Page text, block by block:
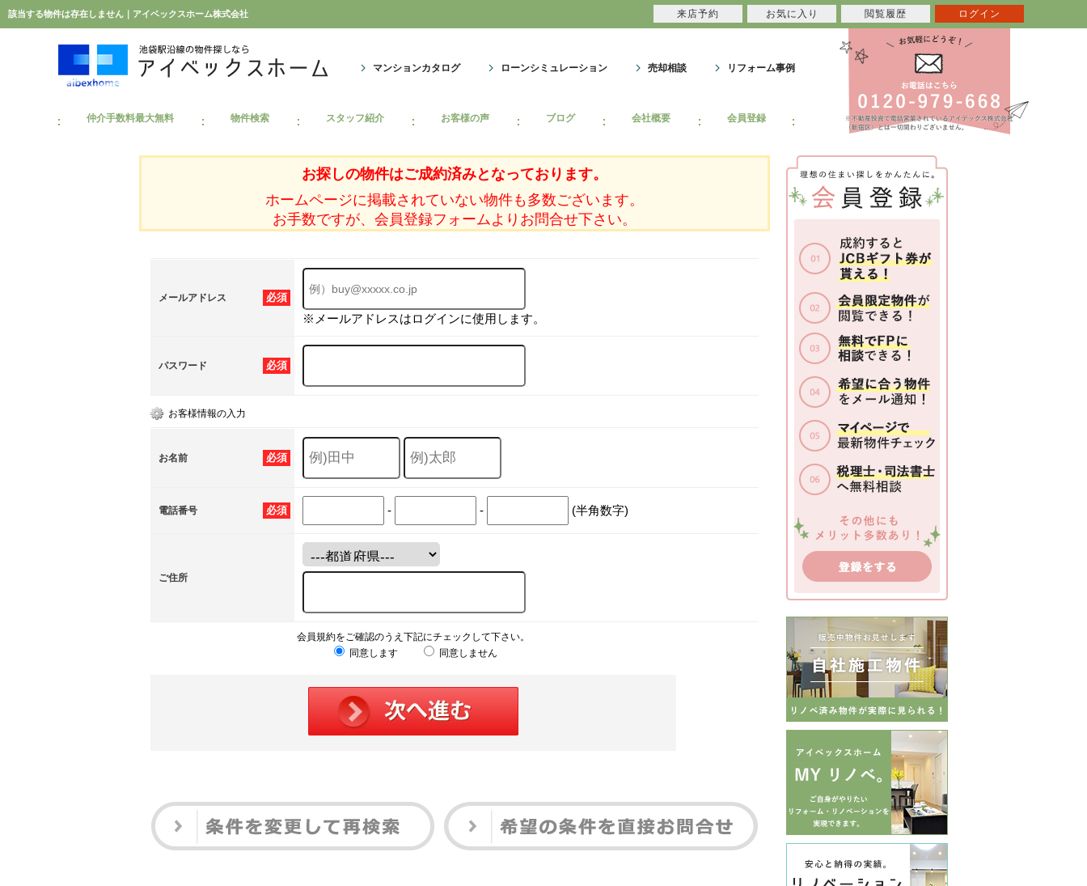
該当する物件は存在しません｜アイベックスホーム株式会社
マンションカタログ ローンシミュレーション 売却相談 リフォーム事例
仲介手数料最大無料 物件検索 スタッフ紹介 お客様の声 ブログ 会社概要 会員登録
お探しの物件はご成約済みとなっております。
ホームページに掲載されていない物件も多数ございます。
お手数ですが、会員登録フォームよりお問合せ下さい。
必須
メールアドレス
※メールアドレスはログインに使用します。
必須
パスワード
お客様情報の入力
必須
お名前
必須
電話番号 - - (半角数字)
ご住所
会員規約をご確認のうえ下記にチェックして下さい。
同意します
同意しません
来店予約 お気に入り 閲覧履歴 ログイン